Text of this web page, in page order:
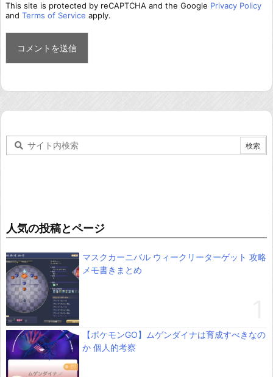
This site is protected by reCAPTCHA and the Google Privacy Policy
and Terms of Service apply.
人気の投稿とページ
マスクカーニバル ウィークリーターゲット 攻略
メモ書きまとめ
【ポケモンGO】ムゲンダイナは育成すべきなの
か 個人的考察